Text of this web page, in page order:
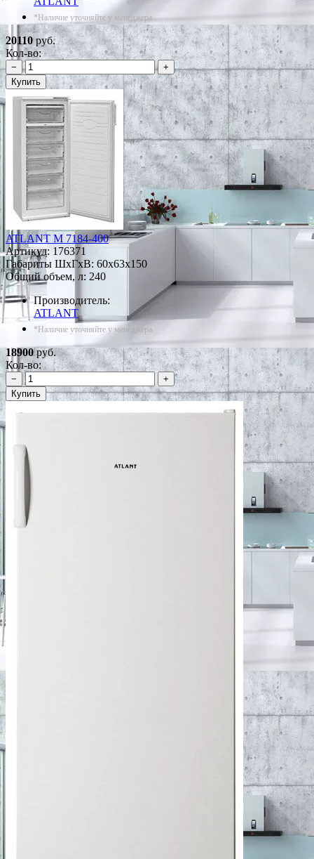
*Наличие уточняйте у менеджера
20110руб.
Кол-во:
−
+
Купить
ATLANT М 7184-400
Артикул: 176371
Габариты ШxГxВ: 60x63x150
Общий объем, л: 240
Производитель:
ATLANT
*Наличие уточняйте у менеджера
18900руб.
Кол-во:
−
+
Купить